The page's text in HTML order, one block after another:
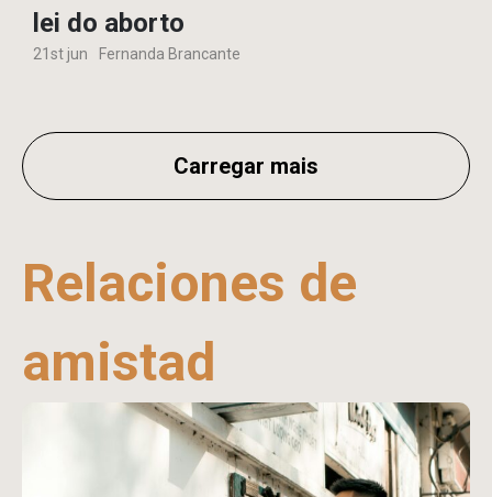
lei do aborto
21st jun Fernanda Brancante
Carregar mais
Relaciones de
amistad